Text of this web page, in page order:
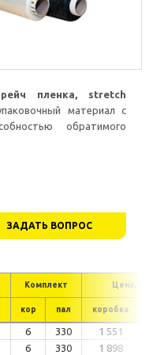
пленка, stretch
материал с
обратимого
ЗАДАТЬ ВОПРОС
Комплект Цена, в тг
кор пал коробка
6 330 1 551
6 330 1 898